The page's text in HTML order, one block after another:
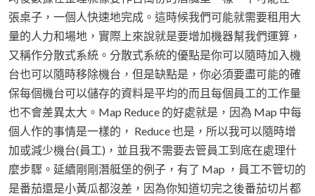
張桌子，一個人快速地完成。這時候我們可能就需要租用大
量的人力和場地，實際上來說就是要增加機器幫我們運算，
又稱作分散式系統。分散式系統的優點是你可以隨時加入機
台也可以隨時移除機台，但是缺點是，你必須要盡可能的確
保每個機台可以儲存的資料是平均的而且每個員工的工作量
也不會差異太大。Map Reduce 的好處就是，因為 Map 中每
個人作的事情是一樣的， Reduce 也是，所以我可以隨時增
加或減少機台(員工)，並且我不需要去管員工到底在處理什
麼步驟。延續剛剛潛艇堡的例子，有了 Map ，員工不管切的
是番茄還是小黃瓜都沒差，因為你知道切完之後番茄切片都